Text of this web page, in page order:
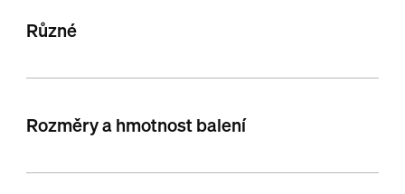
Různé
Rozměry a hmotnost balení